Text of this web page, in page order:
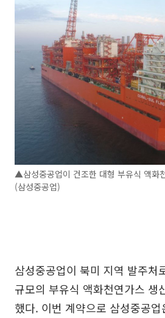
▲삼성중공업이 건조한 대형 부유식 액화
(삼성중공업)
삼성중공업이 북미 지역 발주처
규모의 부유식 액화천연가스 생
했다. 이번 계약으로 삼성중공